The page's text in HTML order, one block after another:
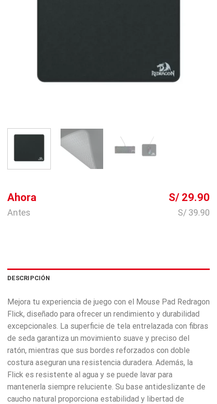
Ahora S/ 29.90
Antes S/ 39.90
DESCRIPCIÓN
Mejora tu experiencia de juego con el Mouse Pad Redragon
Flick, diseñado para ofrecer un rendimiento y durabilidad
excepcionales. La superficie de tela entrelazada con fibras
de seda garantiza un movimiento suave y preciso del
ratón, mientras que sus bordes reforzados con doble
costura aseguran una resistencia duradera. Además, la
Flick es resistente al agua y se puede lavar para
mantenerla siempre reluciente. Su base antideslizante de
caucho natural proporciona estabilidad y libertad de